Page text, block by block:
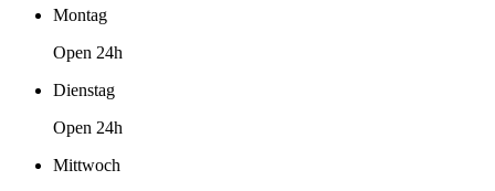
Montag
Open 24h
Dienstag
Open 24h
Mittwoch